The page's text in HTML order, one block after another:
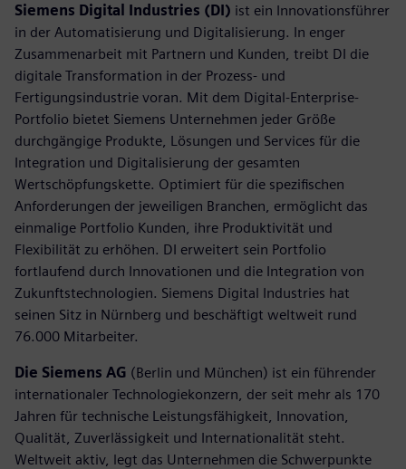
Siemens Digital Industries (DI) ist ein Innovationsführer
in der Automatisierung und Digitalisierung. In enger
Zusammenarbeit mit Partnern und Kunden, treibt DI die
digitale Transformation in der Prozess- und
Fertigungsindustrie voran. Mit dem Digital-Enterprise-
Portfolio bietet Siemens Unternehmen jeder Größe
durchgängige Produkte, Lösungen und Services für die
Integration und Digitalisierung der gesamten
Wertschöpfungskette. Optimiert für die spezifischen
Anforderungen der jeweiligen Branchen, ermöglicht das
einmalige Portfolio Kunden, ihre Produktivität und
Flexibilität zu erhöhen. DI erweitert sein Portfolio
fortlaufend durch Innovationen und die Integration von
Zukunftstechnologien. Siemens Digital Industries hat
seinen Sitz in Nürnberg und beschäftigt weltweit rund
76.000 Mitarbeiter.
Die Siemens AG (Berlin und München) ist ein führender
internationaler Technologiekonzern, der seit mehr als 170
Jahren für technische Leistungsfähigkeit, Innovation,
Qualität, Zuverlässigkeit und Internationalität steht.
Weltweit aktiv, legt das Unternehmen die Schwerpunkte